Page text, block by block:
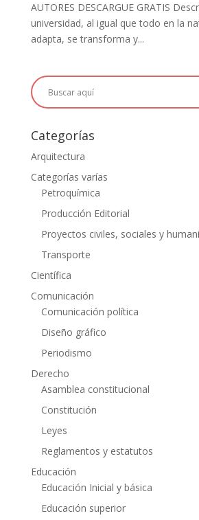
AUTORES DESCARGUE GRATIS
universidad, al igual que todo en la
adapta, se transforma y...
Categorías
Arquitectura
Categorías varías
Petroquímica
Producción Editorial
Proyectos civiles, sociales y
Transporte
Científica
Comunicación
Comunicación política
Diseño gráfico
Periodismo
Derecho
Asamblea constitucional
Constitución
Leyes
Reglamentos y estatutos
Educación
Educación Inicial y básica
Educación superior